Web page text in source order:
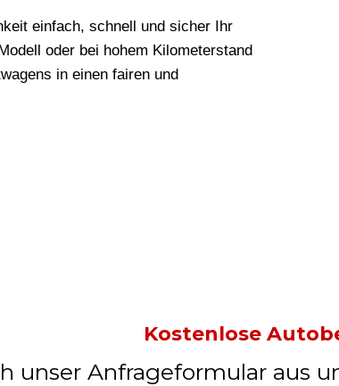
einfach, schnell und sicher Ihr
oder bei hohem Kilometerstand
in einen fairen und
Kostenlose
unser Anfrageformular aus